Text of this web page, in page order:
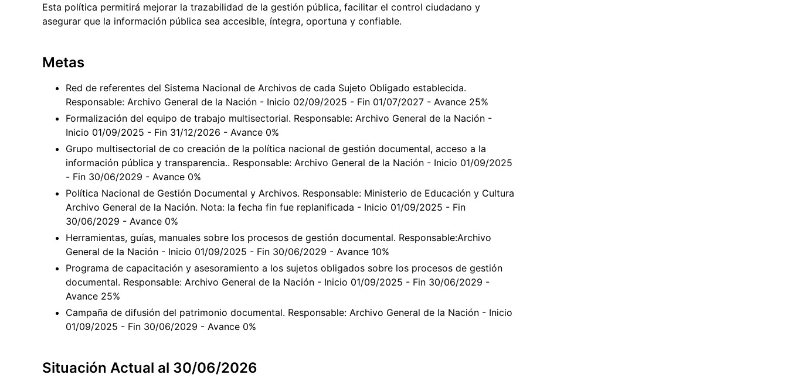
Esta política permitirá mejorar la trazabilidad de la gestión pública, facilitar el control ciudadano y
asegurar que la información pública sea accesible, íntegra, oportuna y confiable.
Metas
Red de referentes del Sistema Nacional de Archivos de cada Sujeto Obligado establecida.
Responsable: Archivo General de la Nación - Inicio 02/09/2025 - Fin 01/07/2027 - Avance 25%
Formalización del equipo de trabajo multisectorial. Responsable: Archivo General de la Nación -
Inicio 01/09/2025 - Fin 31/12/2026 - Avance 0%
Grupo multisectorial de co creación de la política nacional de gestión documental, acceso a la
información pública y transparencia.. Responsable: Archivo General de la Nación - Inicio 01/09/2025
- Fin 30/06/2029 - Avance 0%
Política Nacional de Gestión Documental y Archivos. Responsable: Ministerio de Educación y Cultura
Archivo General de la Nación. Nota: la fecha fin fue replanificada - Inicio 01/09/2025 - Fin
30/06/2029 - Avance 0%
Herramientas, guías, manuales sobre los procesos de gestión documental. Responsable:Archivo
General de la Nación - Inicio 01/09/2025 - Fin 30/06/2029 - Avance 10%
Programa de capacitación y asesoramiento a los sujetos obligados sobre los procesos de gestión
documental. Responsable: Archivo General de la Nación - Inicio 01/09/2025 - Fin 30/06/2029 -
Avance 25%
Campaña de difusión del patrimonio documental. Responsable: Archivo General de la Nación - Inicio
01/09/2025 - Fin 30/06/2029 - Avance 0%
Situación Actual al 30/06/2026